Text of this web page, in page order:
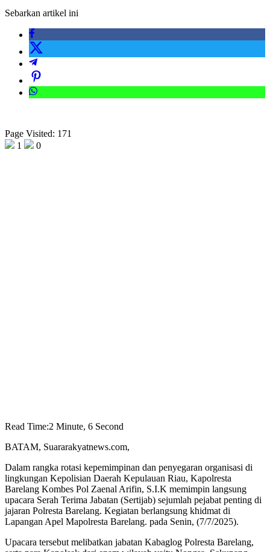
Sebarkan artikel ini
Page Visited: 171
1
0
Read Time:2 Minute, 6 Second
BATAM, Suararakyatnews.com,
Dalam rangka rotasi kepemimpinan dan penyegaran organisasi di
lingkungan Kepolisian Daerah Kepulauan Riau, Kapolresta
Barelang Kombes Pol Zaenal Arifin, S.I.K memimpin langsung
upacara Serah Terima Jabatan (Sertijab) sejumlah pejabat penting di
jajaran Polresta Barelang. Kegiatan berlangsung khidmat di
Lapangan Apel Mapolresta Barelang. pada Senin, (7/7/2025).
Upacara tersebut melibatkan jabatan Kabaglog Polresta Barelang,